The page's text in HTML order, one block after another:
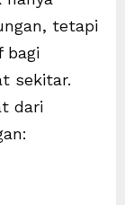
tetapi
bagi
sekitar.
dari